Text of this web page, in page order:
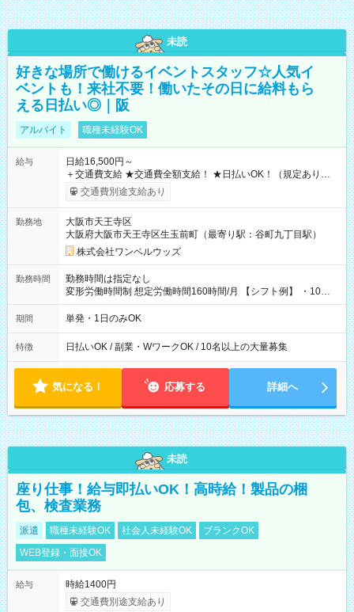
未読
好きな場所で働けるイベントスタッフ☆人気イ
ベントも！来社不要！働いたその日に給料もら
える日払い◎｜阪
アルバイト 職種未経験OK
給与
日給16,500円～
＋交通費支給 ★交通費全額支給！ ★日払いOK！（規定あり） ┗
働いたその日に現金GET♪ お仕事後はコンビニATMから 日払
交通費別途支給あり
勤務地
大阪市天王寺区
大阪府大阪市天王寺区生玉前町（最寄り駅：谷町九丁目駅）
株式会社ワンベルウッズ
勤務時間
勤務時間は指定なし
変形労働時間制 想定労働時間160時間/月 【シフト例】 ・10：
00～20：00
期間 単発・1日のみOK
特徴 日払いOK / 副業・WワークOK / 10名以上の大量募集
気になる！ 応募する 詳細へ
未読
座り仕事！給与即払いOK！高時給！製品の梱
包、検査業務
派遣 職種未経験OK 社会人未経験OK
ブランクOK
WEB登録・面接OK
給与
時給1400円
交通費別途支給あり